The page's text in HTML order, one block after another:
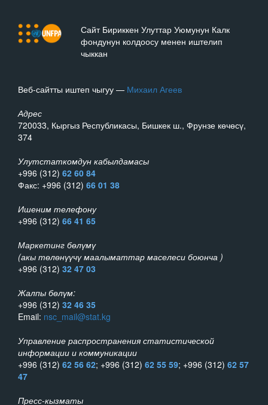
Сайт Бириккен Улуттар Уюмунун Калк
фондунун колдоосу менен иштелип
чыккан
Веб-сайтты иштеп чыгуу — Михаил Агеев
Адрес
720033, Кыргыз Республикасы, Бишкек ш., Фрунзе көчөсү,
374
Улутстаткомдун кабылдамасы
+996 (312) 62 60 84
Факс: +996 (312) 66 01 38
Ишеним телефону
+996 (312) 66 41 65
Маркетинг бөлүмү
(акы төлөнүүчү маалыматтар маселеси боюнча )
+996 (312) 32 47 03
Жалпы бөлүм:
+996 (312) 32 46 35
Email: nsc_mail@stat.kg
Управление распространения статистической
информации и коммуникации
+996 (312) 62 56 62; +996 (312) 62 55 59; +996 (312) 62 57
47
Пресс-кызматы